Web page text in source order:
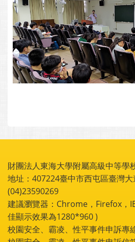
財團法人東海大學附屬高級中等學
地址：407224臺中市西屯區臺灣大
(04)23590269
建議瀏覽器：Chrome，Firefox，
佳顯示效果為1280*960 )
校園安全、霸凌、性平事件申訴專